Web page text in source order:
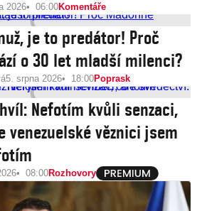
2026 06:00Komentáře
je to predátor! Proč
o 30 let mladší milenci?
5. srpna 2026 18:00Poprask
Nefotím kvůli senzaci,
venezuelské věznici jsem
08:00Rozhovory